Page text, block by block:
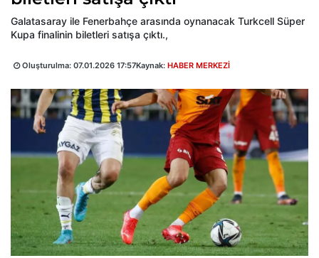
Galatasaray ile Fenerbahçe arasında oynanacak Turkcell Süper
Kupa finalinin biletleri satışa çıktı.,
Oluşturulma: 07.01.2026 17:57Kaynak: HABER MERKEZİ